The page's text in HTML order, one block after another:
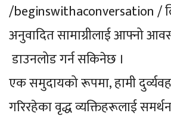
/beginswithaconversation /
अनुवादित सामाग्रीलाई आफ्नो
डाउनलोड गर्न सकिनेछ ।
एक समुदायको रूपमा, हामी
गरिरहेका वृद्ध व्यक्तिहरूलाई